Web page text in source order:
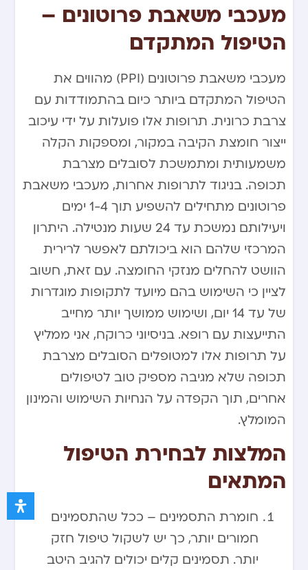
מעכבי משאבת פרוטונים –
הטיפול המתקדם
מעכבי משאבת פרוטונים (PPI) מהווים את
הטיפול המתקדם ביותר כיום בהתמודדות עם
צרבת כרונית. תרופות אלו פועלות על ידי עיכוב
ייצור חומצת הקיבה במקור, ומספקות הקלה
משמעותית ומתמשכת לסובלים מצרבת
תכופה. בניגוד לתרופות אחרות, מעכבי משאבת
פרוטונים מתחילים להשפיע תוך 1-4 ימים
ויעילותם נמשכת עד 24 שעות מנטילה. היתרון
המרכזי שלהם הוא ביכולתם לאפשר לרירית
הוושט להחלים מנזקי החומצה. עם זאת, חשוב
לציין כי השימוש בהם מיועד לתקופות מוגדרות
של עד 14 יום, ושימוש ממושך יותר מחייב
התייעצות עם רופא. בניסיוני כרוקח, אני ממליץ
על תרופות אלו למטופלים הסובלים מצרבת
תכופה שלא מגיבה מספיק טוב לטיפולים
אחרים, תוך הקפדה על הנחיות השימוש והמינון
המומלץ.
המלצות לבחירת הטיפול
המתאים
חומרת התסמינים – ככל שהתסמינים
חמורים יותר, כך יש לשקול טיפול חזק
יותר. תסמינים קלים יכולים להגיב היטב